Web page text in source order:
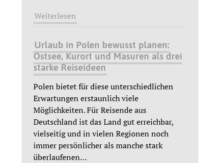
Weiterlesen
Urlaub in Polen bewusst planen:
Ostsee, Kurort und Masuren als drei
starke Reiseideen
Polen bietet für diese unterschiedlichen
Erwartungen erstaunlich viele
Möglichkeiten. Für Reisende aus
Deutschland ist das Land gut erreichbar,
vielseitig und in vielen Regionen noch
immer persönlicher als manche stark
überlaufenen…